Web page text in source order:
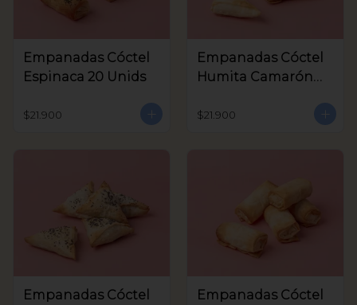
Empanadas Cóctel
Espinaca 20 Unids
$21.900
Empanadas Cóctel
Humita Camarón
$21.900
Empanadas Cóctel
Empanadas Cóctel